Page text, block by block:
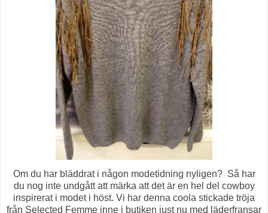
Om du har bläddrat i någon modetidning nyligen? Så har
du nog inte undgått att märka att det är en hel del cowboy
inspirerat i modet i höst. Vi har denna coola stickade tröja
från Selected Femme inne i butiken just nu med läderfransar